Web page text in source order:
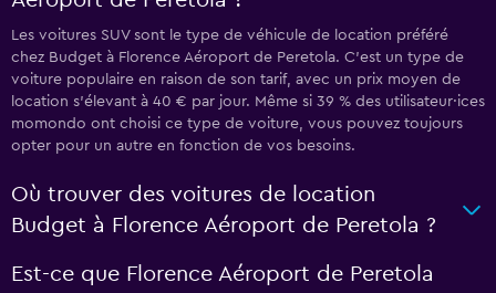
Les voitures SUV sont le type de véhicule de location préféré
chez Budget à Florence Aéroport de Peretola. C'est un type de
voiture populaire en raison de son tarif, avec un prix moyen de
location s'élevant à 40 € par jour. Même si 39 % des utilisateur·ices
momondo ont choisi ce type de voiture, vous pouvez toujours
opter pour un autre en fonction de vos besoins.
Où trouver des voitures de location
Budget à Florence Aéroport de Peretola ?
Est-ce que Florence Aéroport de Peretola